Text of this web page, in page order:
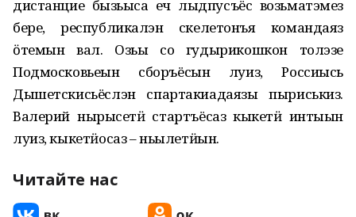
дистанцие бызьыса ӟеч лыдпусъёс возьматэмез
бере, республикалэн скелетонъя командаяз
ӧтемын вал. Озьы со гудырикошкон толэзе
Подмосковьеын сборъёсын луиз, Россиысь
Дышетскисьёслэн спартакиадаязы пыриськиз.
Валерий нырысетӥ стартъёсаз кыкетӥ интыын
луиз, кыкетӥосаз – ньылетӥын.
Читайте нас